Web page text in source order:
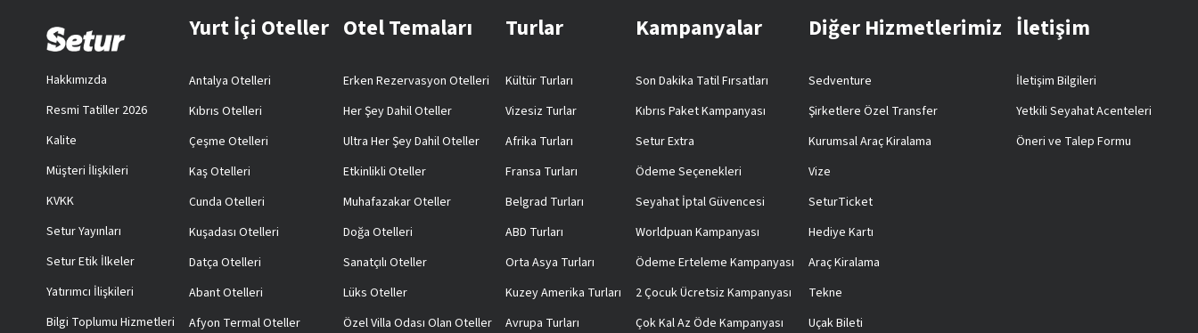
Hakkımızda
Resmi Tatiller 2026
Kalite
Müşteri İlişkileri
KVKK
Setur Yayınları
Setur Etik İlkeler
Yatırımcı İlişkileri
Bilgi Toplumu Hizmetleri
Yurt İçi Oteller
Antalya Otelleri
Kıbrıs Otelleri
Çeşme Otelleri
Kaş Otelleri
Cunda Otelleri
Kuşadası Otelleri
Datça Otelleri
Abant Otelleri
Afyon Termal Oteller
Otel Temaları
Erken Rezervasyon Otelleri
Her Şey Dahil Oteller
Ultra Her Şey Dahil Oteller
Etkinlikli Oteller
Muhafazakar Oteller
Doğa Otelleri
Sanatçılı Oteller
Lüks Oteller
Özel Villa Odası Olan Oteller
Turlar
Kültür Turları
Vizesiz Turlar
Afrika Turları
Fransa Turları
Belgrad Turları
ABD Turları
Orta Asya Turları
Kuzey Amerika Turları
Avrupa Turları
Kampanyalar
Son Dakika Tatil Fırsatları
Kıbrıs Paket Kampanyası
Setur Extra
Ödeme Seçenekleri
Seyahat İptal Güvencesi
Worldpuan Kampanyası
Ödeme Erteleme Kampanyası
2 Çocuk Ücretsiz Kampanyası
Çok Kal Az Öde Kampanyası
Diğer Hizmetlerimiz
Sedventure
Şirketlere Özel Transfer
Kurumsal Araç Kiralama
Vize
SeturTicket
Hediye Kartı
Araç Kiralama
Tekne
Uçak Bileti
İletişim
İletişim Bilgileri
Yetkili Seyahat Acenteleri
Öneri ve Talep Formu